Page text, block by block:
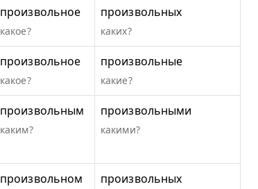
произвольное
какое?
произвольных
каких?
произвольное
какое?
произвольные
какие?
произвольным
каким?
произвольными
какими?
произвольном произвольных